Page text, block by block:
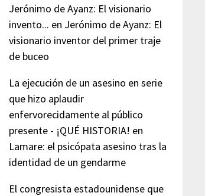
Jerónimo de Ayanz: El visionario
invento... en Jerónimo de Ayanz: El
visionario inventor del primer traje
de buceo
La ejecución de un asesino en serie
que hizo aplaudir
enfervorecidamente al público
presente - ¡QUÉ HISTORIA! en
Lamare: el psicópata asesino tras la
identidad de un gendarme
El congresista estadounidense que